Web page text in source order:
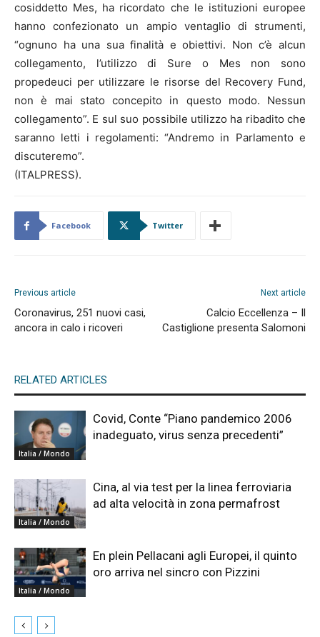
cosiddetto Mes, ha ricordato che le istituzioni europee
hanno confezionato un ampio ventaglio di strumenti,
“ognuno ha una sua finalità e obiettivi. Non c’è alcun
collegamento, l’utilizzo di Sure o Mes non sono
propedeuci per utilizzare le risorse del Recovery Fund,
non è mai stato concepito in questo modo. Nessun
collegamento”. E sul suo possibile utilizzo ha ribadito che
saranno letti i regolamenti: “Andremo in Parlamento e
discuteremo”.
(ITALPRESS).
Facebook Twitter
Previous article
Coronavirus, 251 nuovi casi,
ancora in calo i ricoveri
Next article
Calcio Eccellenza – Il
Castiglione presenta Salomoni
RELATED ARTICLES
Italia / Mondo
Covid, Conte “Piano pandemico 2006
inadeguato, virus senza precedenti”
Italia / Mondo
Cina, al via test per la linea ferroviaria
ad alta velocità in zona permafrost
Italia / Mondo
En plein Pellacani agli Europei, il quinto
oro arriva nel sincro con Pizzini